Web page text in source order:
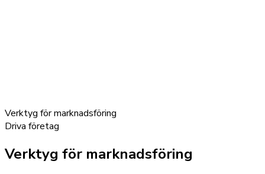
Verktyg för marknadsföring
Driva företag
Verktyg för marknadsföring